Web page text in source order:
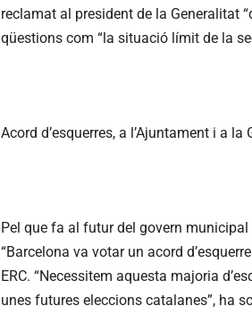
reclamat al president de la Generalitat
qüestions com “la situació límit de la
Acord d’esquerres, a l’Ajuntament i a la
Pel que fa al futur del govern
“Barcelona va votar un acord
ERC. “Necessitem aquesta majoria
unes futures eleccions catalanes”, ha